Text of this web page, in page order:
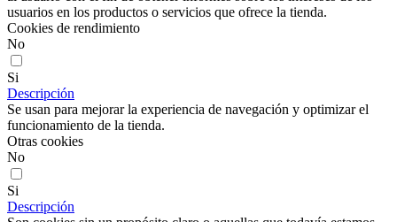
usuarios en los productos o servicios que ofrece la tienda.
Cookies de rendimiento
No
Si
Descripción
Se usan para mejorar la experiencia de navegación y optimizar el
funcionamiento de la tienda.
Otras cookies
No
Si
Descripción